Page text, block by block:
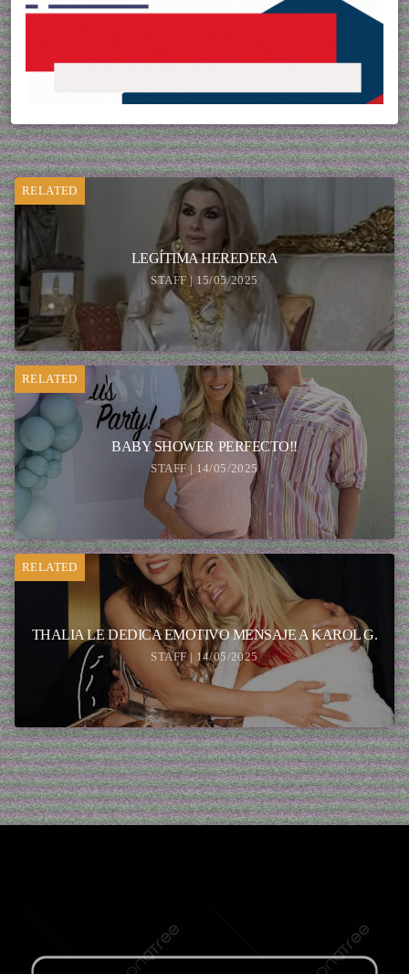
RELATED
LEGÍTIMA HEREDERA
STAFF | 15/05/2025
RELATED
BABY SHOWER PERFECTO!!
STAFF | 14/05/2025
RELATED
THALIA LE DEDICA EMOTIVO MENSAJE A KAROL G.
STAFF | 14/05/2025